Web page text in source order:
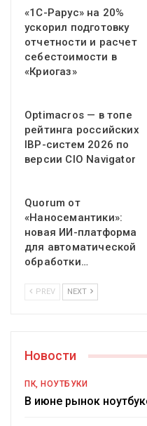
«1С-Рарус» на 20%
ускорил подготовку
отчетности и расчет
себестоимости в
«Криогаз»
Optimacros — в топе
рейтинга российских
IBP-систем 2026 по
версии CIO Navigator
Quorum от
«Наносемантики»:
новая ИИ-платформа
для автоматической
обработки…
PREV NEXT
Новости
ПК, НОУТБУКИ
В июне рынок